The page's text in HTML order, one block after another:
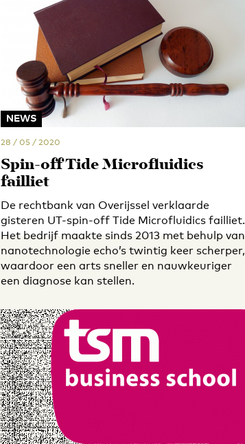
NEWS
28 / 05 / 2020
Spin-off Tide Microfluidics
failliet
De rechtbank van Overijssel verklaarde
gisteren UT-spin-off Tide Microfluidics failliet.
Het bedrijf maakte sinds 2013 met behulp van
nanotechnologie echo’s twintig keer scherper,
waardoor een arts sneller en nauwkeuriger
een diagnose kan stellen.